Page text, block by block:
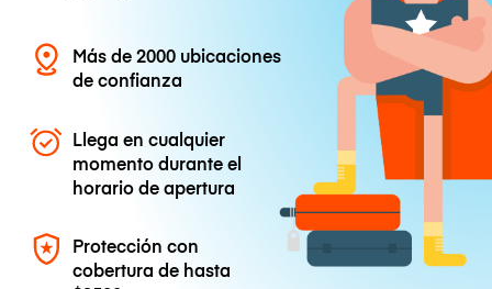
Más de 2000 ubicaciones
de confianza
Llega en cualquier
momento durante el
horario de apertura
Protección con
cobertura de hasta